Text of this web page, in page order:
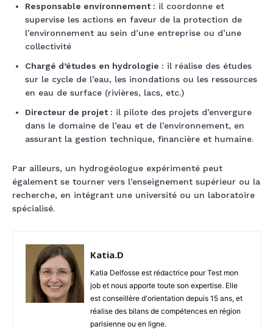
Responsable environnement : il coordonne et
supervise les actions en faveur de la protection de
l’environnement au sein d’une entreprise ou d’une
collectivité
Chargé d’études en hydrologie : il réalise des études
sur le cycle de l’eau, les inondations ou les ressources
en eau de surface (rivières, lacs, etc.)
Directeur de projet : il pilote des projets d’envergure
dans le domaine de l’eau et de l’environnement, en
assurant la gestion technique, financière et humaine.
Par ailleurs, un hydrogéologue expérimenté peut
également se tourner vers l’enseignement supérieur ou la
recherche, en intégrant une université ou un laboratoire
spécialisé.
Katia.D
Katia Delfosse est rédactrice pour Test mon
job et nous apporte toute son expertise. Elle
est conseillère d'orientation depuis 15 ans, et
réalise des bilans de compétences en région
parisienne ou en ligne.